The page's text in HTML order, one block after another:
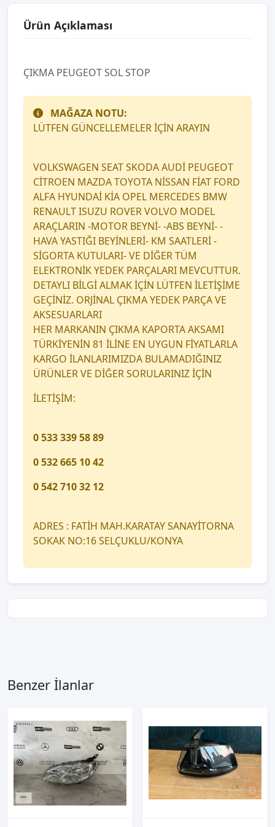
Ürün Açıklaması
ÇIKMA PEUGEOT SOL STOP
MAĞAZA NOTU:
LÜTFEN GÜNCELLEMELER İÇİN ARAYIN
VOLKSWAGEN SEAT SKODA AUDİ PEUGEOT
CİTROEN MAZDA TOYOTA NİSSAN FİAT FORD
ALFA HYUNDAİ KİA OPEL MERCEDES BMW
RENAULT ISUZU ROVER VOLVO MODEL
ARAÇLARIN -MOTOR BEYNİ- -ABS BEYNİ- -
HAVA YASTIĞI BEYİNLERİ- KM SAATLERİ -
SİGORTA KUTULARI- VE DİĞER TÜM
ELEKTRONİK YEDEK PARÇALARI MEVCUTTUR.
DETAYLI BİLGİ ALMAK İÇİN LÜTFEN İLETİŞİME
GEÇİNİZ. ORJİNAL ÇIKMA YEDEK PARÇA VE
AKSESUARLARI
HER MARKANIN ÇIKMA KAPORTA AKSAMI
TÜRKİYENİN 81 İLİNE EN UYGUN FİYATLARLA
KARGO İLANLARIMIZDA BULAMADIĞINIZ
ÜRÜNLER VE DİĞER SORULARINIZ İÇİN
İLETİŞİM:
0 533 339 58 89
0 532 665 10 42
0 542 710 32 12
ADRES : FATİH MAH.KARATAY SANAYİTORNA
SOKAK NO:16 SELÇUKLU/KONYA
Benzer İlanlar